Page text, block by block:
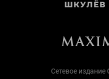
Сетевое издание